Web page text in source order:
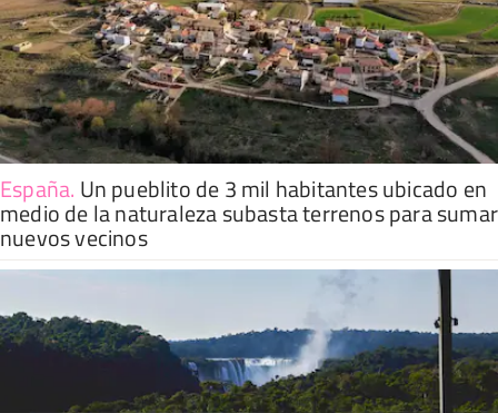
España. Un pueblito de 3 mil habitantes ubicado en
medio de la naturaleza subasta terrenos para sumar
nuevos vecinos